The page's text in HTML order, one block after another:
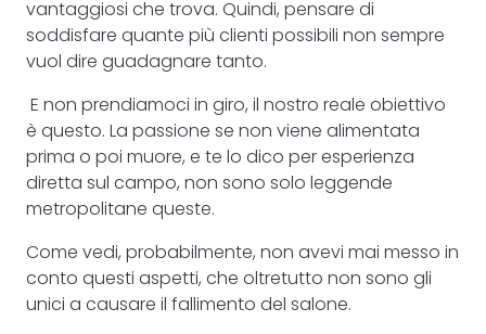
vantaggiosi che trova. Quindi, pensare di
soddisfare quante più clienti possibili non sempre
vuol dire guadagnare tanto.
E non prendiamoci in giro, il nostro reale obiettivo
è questo. La passione se non viene alimentata
prima o poi muore, e te lo dico per esperienza
diretta sul campo, non sono solo leggende
metropolitane queste.
Come vedi, probabilmente, non avevi mai messo in
conto questi aspetti, che oltretutto non sono gli
unici a causare il fallimento del salone.